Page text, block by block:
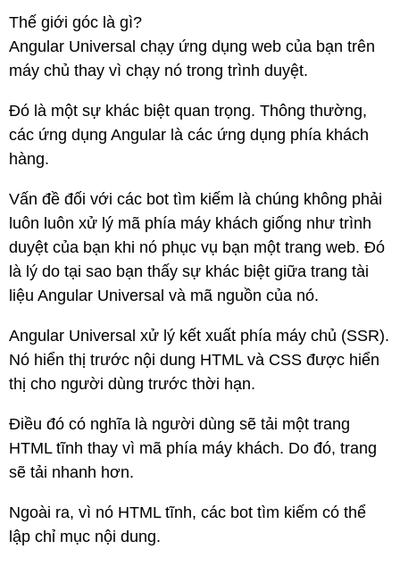
Thế giới góc là gì?
Angular Universal chạy ứng dụng web của bạn trên
máy chủ thay vì chạy nó trong trình duyệt.
Đó là một sự khác biệt quan trọng. Thông thường,
các ứng dụng Angular là các ứng dụng phía khách
hàng.
Vấn đề đối với các bot tìm kiếm là chúng không phải
luôn luôn xử lý mã phía máy khách giống như trình
duyệt của bạn khi nó phục vụ bạn một trang web. Đó
là lý do tại sao bạn thấy sự khác biệt giữa trang tài
liệu Angular Universal và mã nguồn của nó.
Angular Universal xử lý kết xuất phía máy chủ (SSR).
Nó hiển thị trước nội dung HTML và CSS được hiển
thị cho người dùng trước thời hạn.
Điều đó có nghĩa là người dùng sẽ tải một trang
HTML tĩnh thay vì mã phía máy khách. Do đó, trang
sẽ tải nhanh hơn.
Ngoài ra, vì nó HTML tĩnh, các bot tìm kiếm có thể
lập chỉ mục nội dung.